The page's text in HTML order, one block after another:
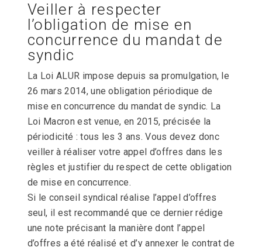
Veiller à respecter
l’obligation de mise en
concurrence du mandat de
syndic
La Loi ALUR impose depuis sa promulgation, le
26 mars 2014, une obligation périodique de
mise en concurrence du mandat de syndic. La
Loi Macron est venue, en 2015, précisée la
périodicité : tous les 3 ans. Vous devez donc
veiller à réaliser votre appel d’offres dans les
règles et justifier du respect de cette obligation
de mise en concurrence.
Si le conseil syndical réalise l’appel d’offres
seul, il est recommandé que ce dernier rédige
une note précisant la manière dont l’appel
d’offres a été réalisé et d’y annexer le contrat de